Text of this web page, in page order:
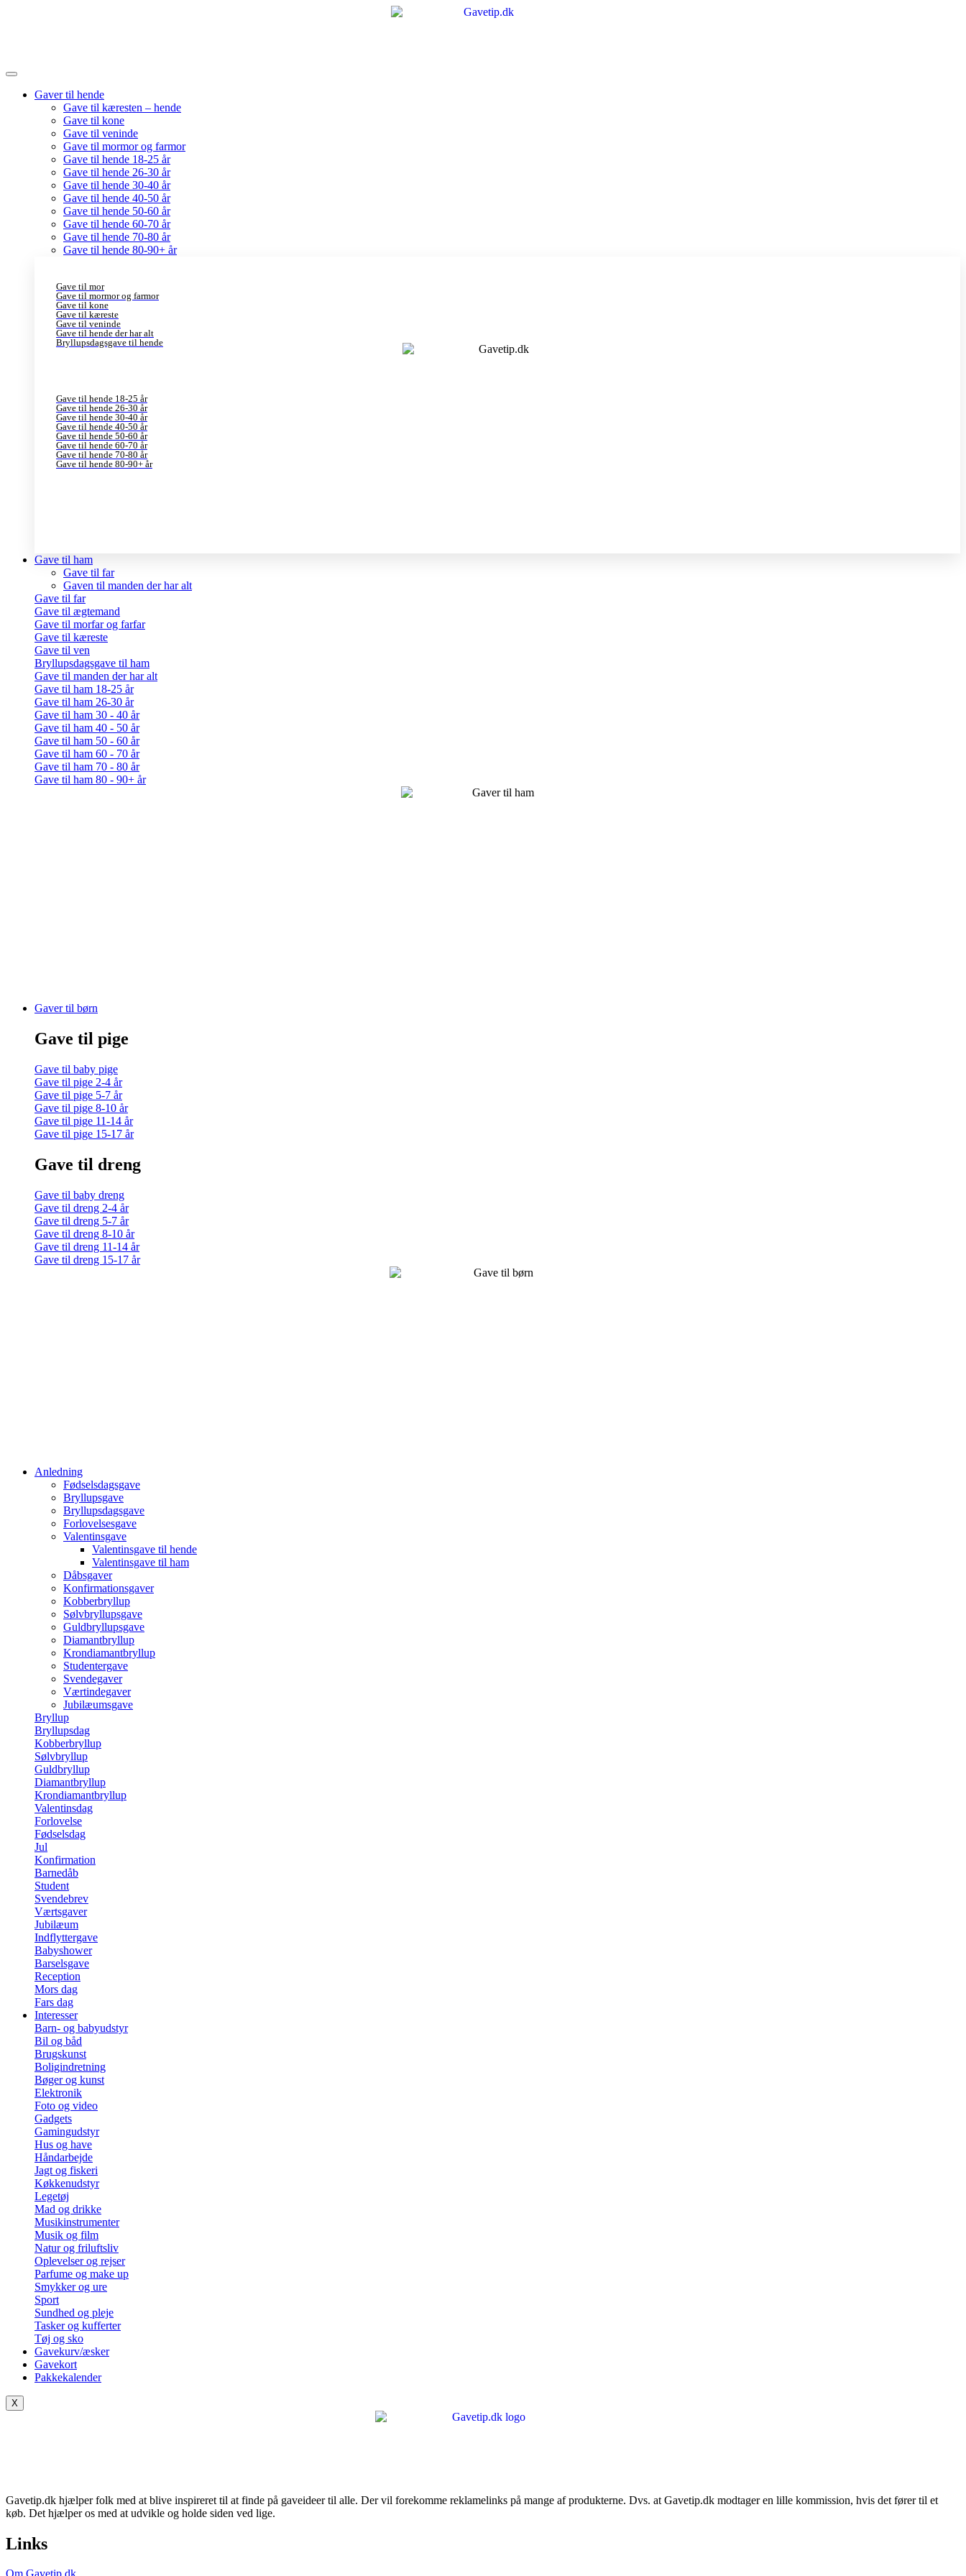
Gaver til hende
Gave til kæresten – hende
Gave til kone
Gave til veninde
Gave til mormor og farmor
Gave til hende 18-25 år
Gave til hende 26-30 år
Gave til hende 30-40 år
Gave til hende 40-50 år
Gave til hende 50-60 år
Gave til hende 60-70 år
Gave til hende 70-80 år
Gave til hende 80-90+ år
Gave til mor
Gave til mormor og farmor
Gave til kone
Gave til kæreste
Gave til veninde
Gave til hende der har alt
Bryllupsdagsgave til hende
Gave til hende 18-25 år
Gave til hende 26-30 år
Gave til hende 30-40 år
Gave til hende 40-50 år
Gave til hende 50-60 år
Gave til hende 60-70 år
Gave til hende 70-80 år
Gave til hende 80-90+ år
Gave til ham
Gave til far
Gaven til manden der har alt
Gave til far
Gave til ægtemand
Gave til morfar og farfar
Gave til kæreste
Gave til ven
Bryllupsdagsgave til ham
Gave til manden der har alt
Gave til ham 18-25 år
Gave til ham 26-30 år
Gave til ham 30 - 40 år
Gave til ham 40 - 50 år
Gave til ham 50 - 60 år
Gave til ham 60 - 70 år
Gave til ham 70 - 80 år
Gave til ham 80 - 90+ år
Gaver til børn
Gave til pige
Gave til baby pige
Gave til pige 2-4 år
Gave til pige 5-7 år
Gave til pige 8-10 år
Gave til pige 11-14 år
Gave til pige 15-17 år
Gave til dreng
Gave til baby dreng
Gave til dreng 2-4 år
Gave til dreng 5-7 år
Gave til dreng 8-10 år
Gave til dreng 11-14 år
Gave til dreng 15-17 år
Anledning
Fødselsdagsgave
Bryllupsgave
Bryllupsdagsgave
Forlovelsesgave
Valentinsgave
Valentinsgave til hende
Valentinsgave til ham
Dåbsgaver
Konfirmationsgaver
Kobberbryllup
Sølvbryllupsgave
Guldbryllupsgave
Diamantbryllup
Krondiamantbryllup
Studentergave
Svendegaver
Værtindegaver
Jubilæumsgave
Bryllup
Bryllupsdag
Kobberbryllup
Sølvbryllup
Guldbryllup
Diamantbryllup
Krondiamantbryllup
Valentinsdag
Forlovelse
Fødselsdag
Jul
Konfirmation
Barnedåb
Student
Svendebrev
Værtsgaver
Jubilæum
Indflyttergave
Babyshower
Barselsgave
Reception
Mors dag
Fars dag
Interesser
Barn- og babyudstyr
Bil og båd
Brugskunst
Boligindretning
Bøger og kunst
Elektronik
Foto og video
Gadgets
Gamingudstyr
Hus og have
Håndarbejde
Jagt og fiskeri
Køkkenudstyr
Legetøj
Mad og drikke
Musikinstrumenter
Musik og film
Natur og friluftsliv
Oplevelser og rejser
Parfume og make up
Smykker og ure
Sport
Sundhed og pleje
Tasker og kufferter
Tøj og sko
Gavekurv/æsker
Gavekort
Pakkekalender
X
Gavetip.dk hjælper folk med at blive inspireret til at finde på gaveideer til alle. Der vil forekomme reklamelinks på mange af produkterne. Dvs. at Gavetip.dk modtager en lille kommission, hvis det fører til et
køb. Det hjælper os med at udvikle og holde siden ved lige.
Links